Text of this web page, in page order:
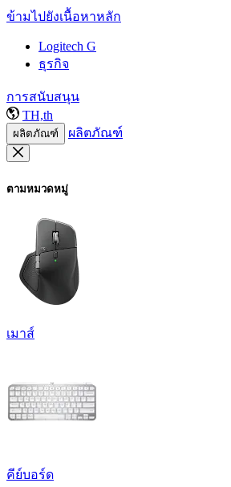
ข้ามไปยังเนื้อหาหลัก
Logitech G
ธุรกิจ
การสนับสนุน
TH,th
ผลิตภัณฑ์ ผลิตภัณฑ์
ตามหมวดหมู่
เมาส์
คีย์บอร์ด